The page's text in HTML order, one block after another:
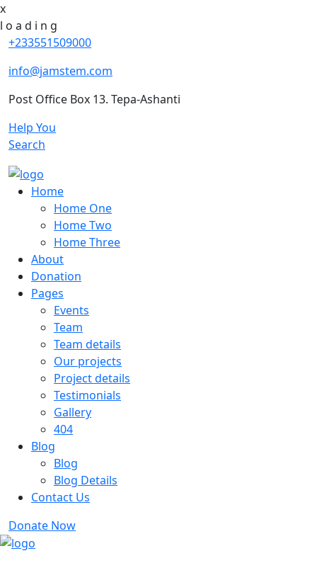
x
l o a d i n g
+233551509000
info@jamstem.com
Post Office Box 13. Tepa-Ashanti
Help You
Search
Home
Home One
Home Two
Home Three
About
Donation
Pages
Events
Team
Team details
Our projects
Project details
Testimonials
Gallery
404
Blog
Blog
Blog Details
Contact Us
Donate Now